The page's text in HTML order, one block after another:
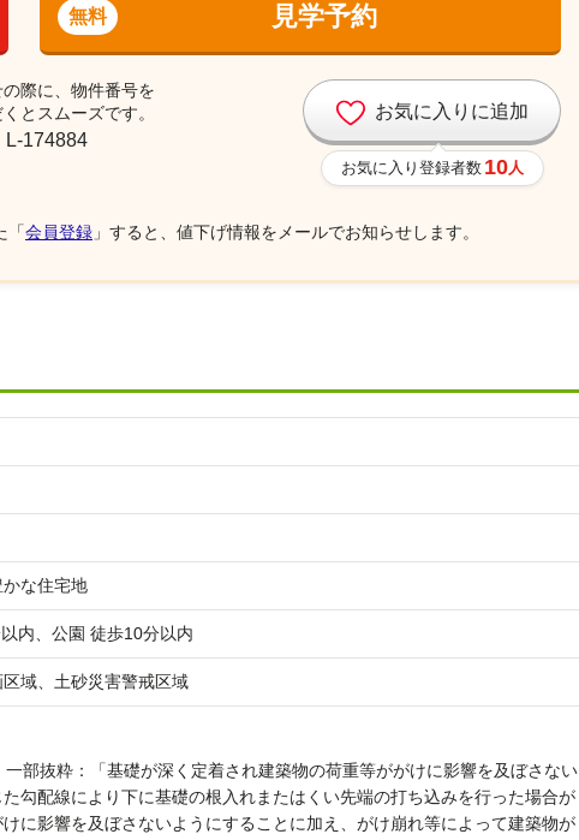
見学予約
無料
お気に入りに追加
お気に入り登録者数 10人
「会員登録 」すると、値下げ情報をメールでお知らせします。
際に、物件番号を
とスムーズです。
L-174884
な住宅地
内、公園 徒歩10分以内
域、土砂災害警戒区域
部抜粋：「基礎が深く定着され建築物の荷重等ががけに影響を及ぼさない
勾配線により下に基礎の根入れまたはくい先端の打ち込みを行った場合が
に影響を及ぼさないようにすることに加え、がけ崩れ等によって建築物が